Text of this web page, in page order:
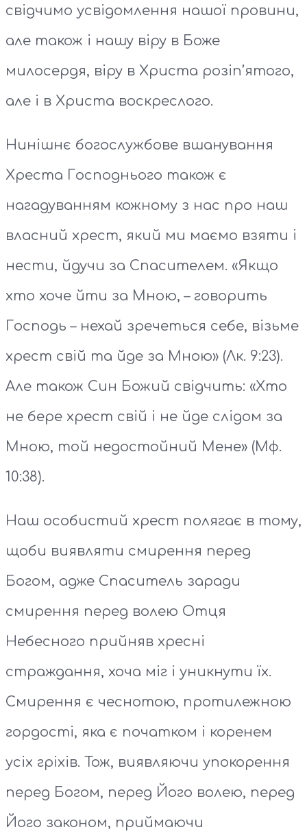
свідчимо усвідомлення нашої провини,
але також і нашу віру в Боже
милосердя, віру в Христа розіп’ятого,
але і в Христа воскреслого.
Нинішнє богослужбове вшанування
Хреста Господнього також є
нагадуванням кожному з нас про наш
власний хрест, який ми маємо взяти і
нести, йдучи за Спасителем. «Якщо
хто хоче йти за Мною, – говорить
Господь – нехай зречеться себе, візьме
хрест свій та йде за Мною» (Лк. 9:23).
Але також Син Божий свідчить: «Хто
не бере хрест свій і не йде слідом за
Мною, той недостойний Мене» (Мф.
10:38).
Наш особистий хрест полягає в тому,
щоби виявляти смирення перед
Богом, адже Спаситель заради
смирення перед волею Отця
Небесного прийняв хресні
страждання, хоча міг і уникнути їх.
Смирення є чеснотою, протилежною
гордості, яка є початком і коренем
усіх гріхів. Тож, виявляючи упокорення
перед Богом, перед Його волею, перед
Його законом, приймаючи